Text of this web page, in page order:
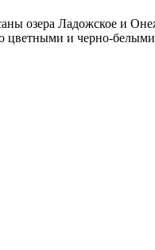
озера Ладожское и
цветными и черно-